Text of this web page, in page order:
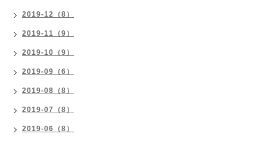
2019-12（8）
2019-11（9）
2019-10（9）
2019-09（6）
2019-08（8）
2019-07（8）
2019-06（8）